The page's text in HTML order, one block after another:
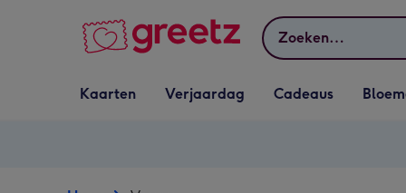
Zoeken
Vervolgkeuzelijst
Kaarten openen
Kaarten
Vervolgkeuzelijst
Verjaardag openen
Verjaardag
Vervolgkeuzelijst
Cadeaus openen
Cadeaus
Bloemen